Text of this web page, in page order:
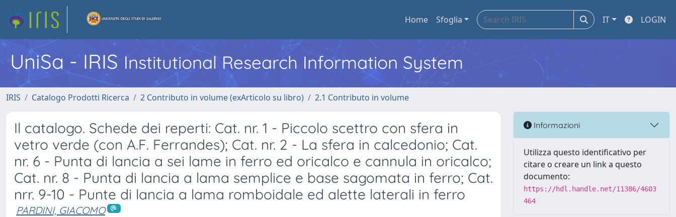
Home Sfoglia IT LOGIN
UniSa - IRIS Institutional Research Information System
IRIS Catalogo Prodotti Ricerca 2 Contributo in volume (exArticolo su libro) 2.1 Contributo in volume
Il catalogo. Schede dei reperti: Cat. nr. 1 - Piccolo scettro con sfera in
vetro verde (con A.F. Ferrandes); Cat. nr. 2 - La sfera in calcedonio; Cat.
nr. 6 - Punta di lancia a sei lame in ferro ed oricalco e cannula in oricalco;
Cat. nr. 8 - Punta di lancia a lama semplice e base sagomata in ferro; Cat.
nrr. 9-10 - Punte di lancia a lama romboidale ed alette laterali in ferro
PARDINI, GIACOMO
Informazioni
Utilizza questo identificativo per
citare o creare un link a questo
documento:
https://hdl.handle.net/11386/4603
464